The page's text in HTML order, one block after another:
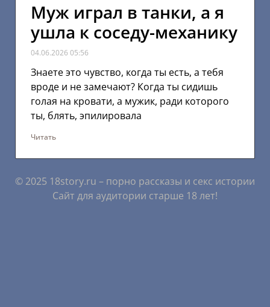
Муж играл в танки, а я
ушла к соседу-механику
04.06.2026 05:56
Знаете это чувство, когда ты есть, а тебя
вроде и не замечают? Когда ты сидишь
голая на кровати, а мужик, ради которого
ты, блять, эпилировала
Читать
© 2025 18story.ru – порно рассказы и секс истории
Сайт для аудитории старше 18 лет!